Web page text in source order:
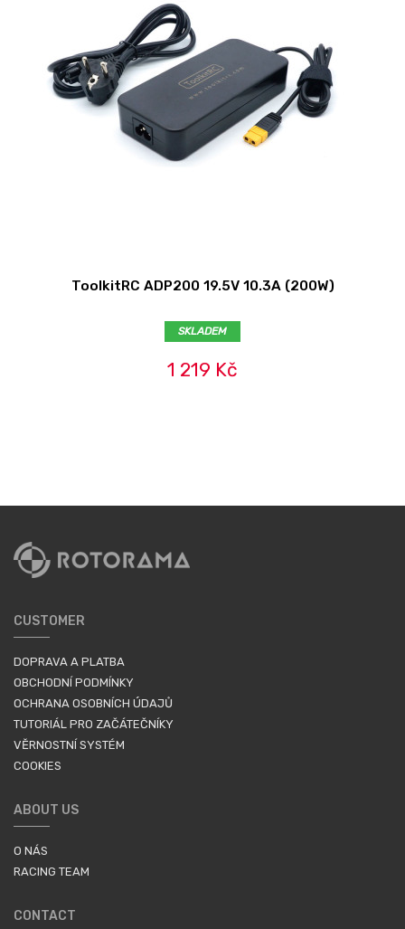
ToolkitRC ADP200 19.5V 10.3A (200W)
SKLADEM
1 219 Kč
CUSTOMER
DOPRAVA A PLATBA
OBCHODNÍ PODMÍNKY
OCHRANA OSOBNÍCH ÚDAJŮ
TUTORIÁL PRO ZAČÁTEČNÍKY
VĚRNOSTNÍ SYSTÉM
COOKIES
ABOUT US
O NÁS
RACING TEAM
CONTACT